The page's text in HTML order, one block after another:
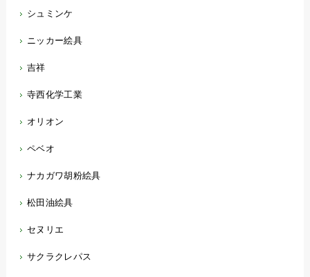
シュミンケ
ニッカー絵具
吉祥
寺西化学工業
オリオン
ペベオ
ナカガワ胡粉絵具
松田油絵具
セヌリエ
サクラクレパス